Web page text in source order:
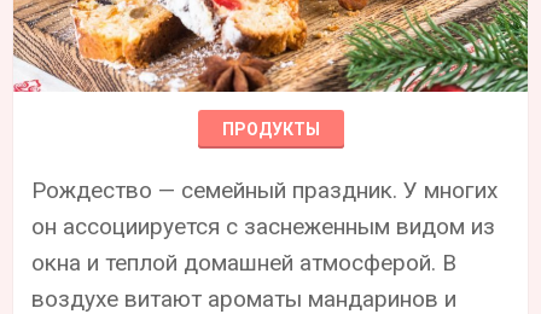
ПРОДУКТЫ
Рождество — семейный праздник. У многих
он ассоциируется с заснеженным видом из
окна и теплой домашней атмосферой. В
воздухе витают ароматы мандаринов и